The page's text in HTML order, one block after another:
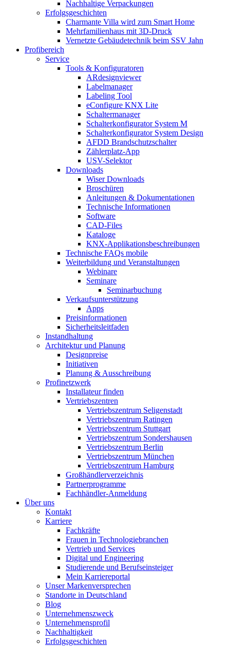
Nachhaltige Verpackungen
Erfolgsgeschichten
Charmante Villa wird zum Smart Home
Mehrfamilienhaus mit 3D-Druck
Vernetzte Gebäudetechnik beim SSV Jahn
Profibereich
Service
Tools & Konfiguratoren
ARdesignviewer
Labelmanager
Labeling Tool
eConfigure KNX Lite
Schaltermanager
Schalterkonfigurator System M
Schalterkonfigurator System Design
AFDD Brandschutzschalter
Zählerplatz-App
USV-Selektor
Downloads
Wiser Downloads
Broschüren
Anleitungen & Dokumentationen
Technische Informationen
Software
CAD-Files
Kataloge
KNX-Applikationsbeschreibungen
Technische FAQs mobile
Weiterbildung und Veranstaltungen
Webinare
Seminare
Seminarbuchung
Verkaufsunterstützung
Apps
Preisinformationen
Sicherheitsleitfaden
Instandhaltung
Architektur und Planung
Designpreise
Initiativen
Planung & Ausschreibung
Profinetzwerk
Installateur finden
Vertriebszentren
Vertriebszentrum Seligenstadt
Vertriebszentrum Ratingen
Vertriebszentrum Stuttgart
Vertriebszentrum Sondershausen
Vertriebszentrum Berlin
Vertriebszentrum München
Vertriebszentrum Hamburg
Großhändlerverzeichnis
Partnerprogramme
Fachhändler-Anmeldung
Über uns
Kontakt
Karriere
Fachkräfte
Frauen in Technologiebranchen
Vertrieb und Services
Digital und Engineering
Studierende und Berufseinsteiger
Mein Karriereportal
Unser Markenversprechen
Standorte in Deutschland
Blog
Unternehmenszweck
Unternehmensprofil
Nachhaltigkeit
Erfolgsgeschichten